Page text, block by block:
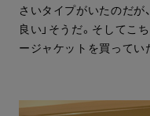
さいタイプがいたのだが
良い」そうだ。そしてこ
ージャケットを買ってい